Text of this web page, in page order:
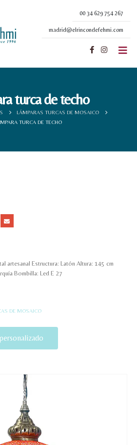
00 34 629 754 267
madrid@elrincondefehmi.com
turca de techo
LÁMPARAS TURCAS DE MOSAICO
TURCA DE TECHO
artesanal Estructura: Latón Altura: 145 cm
Bombilla: Led E 27
DE MOSAICO